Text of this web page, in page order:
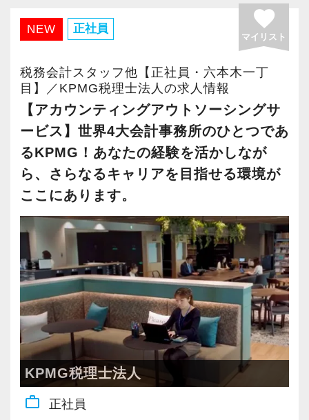
ビジネス共創の現場で、経営者と二人三脚しつ
つ、経営者と同じ目線に立った仕事をすること
ができます。
【チーム制を採用し、誰もが働きやすいホワイ
ト企業を実現しています！】
当社ではチーム制を取っており、コミュニケー
ション重視。
スタッフ同士で情報共有・進捗管理しながら案
グループチャットでチームメンバーの動きや情
報を常に共有しているので、スタッフに不測の
事態が生じても慌てずに対応できます。
チーム制なので休みも取りやすく有給消化率は
100%です。
また、残業をしないための仕組みとして、朝メ
ール・夕メールという業務日報を実施。
予定と実績にズレが生じていないかチェックす
ることで、見通しを立てて仕事をするスキルを
これまで経験されてきた経理技術を、ぜひ弊社
の拡大ステージの初期メンバーとしてお力添え
下さい！
曜日×時間はフレキシブルに調整OK◎
週3-4日程度の想定ですが、勤務時間等も考慮の
うえ5日フルタイムもご相談可能です。
また、扶養内勤務も相談に乗ります！
働く時間など調整もいつでもご相談可能です！
お子さんや学校通学のご予定で早く上がるのも
OK！
朝が苦手な人は午後からでもOK！
とにかくご自身の生活スタイルに合わせた働き
方としては、弊社以上に適合する会社はないと
いう自負があります！
【仕事内容】
会計入力・届出書作成・資料整理・電話対応な
ど、会計経理・総務等事務所のサポート全般を
お願いします。
NEW 正社員 favorite
マイリスト
税務会計スタッフ他【正社員・六本木一丁
目】／KPMG税理士法人の求人情報
【アカウンティングアウトソーシングサ
ービス】世界4大会計事務所のひとつであ
るKPMG！あなたの経験を活かしなが
ら、さらなるキャリアを目指せる環境が
ここにあります。
KPMG税理士法人
work_outline 正社員